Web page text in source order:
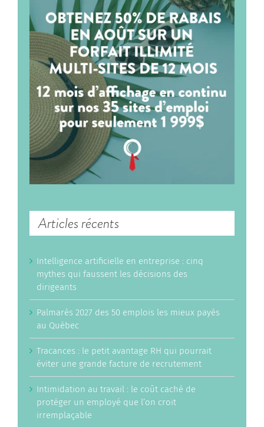
Articles récents
Intelligence artificielle en entreprise : cinq
mythes qui faussent les décisions des
dirigeants
Palmarès 2027 des 50 emplois les mieux payés
au Québec
Tracances : le petit avantage RH qui pourrait
éviter une grande facture de recrutement
Intimidation au travail : le coût caché de
protéger un employé que l’on croit
irremplaçable